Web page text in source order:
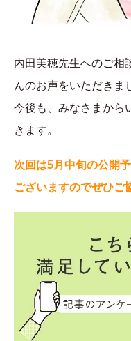
内田美穂先生へのご相
んのお声をいただきま
今後も、みなさまから
きます。
次回は5月中旬の公開
ございますのでぜひご